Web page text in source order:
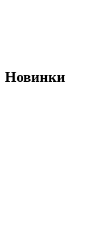
Новинки